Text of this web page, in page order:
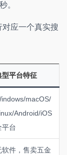
。
应一个真实搜
型平台特征
macOS/
Android/iOS
平台
软件，售卖五金